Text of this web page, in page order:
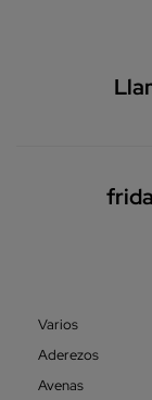
Varios
Aderezos
Avenas